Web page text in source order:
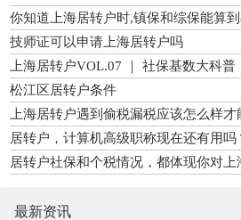
吗？
你知道上海居转户时,镇保和综保能算
技师证可以申请上海居转户吗
上海居转户VOL.07 ｜ 社保基数大科普
联？
松江区居转户条件
上海居转户遇到偷税漏税应该怎么样才
居转户，计算机高级职称现在还有用吗
居转户社保和个税情况，都体现你对上
最新资讯